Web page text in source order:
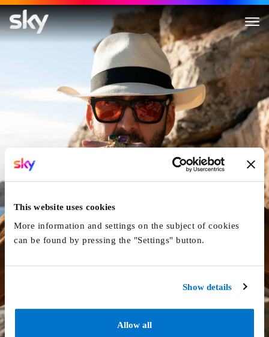
This website uses cookies
More information and settings on the subject of cookies
can be found by pressing the "Settings" button.
Show details
Allow all
Massive Talent
2022 103 min